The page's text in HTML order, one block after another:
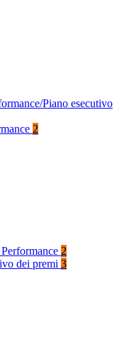
Piano esecutivo
2
2
dei premi 3